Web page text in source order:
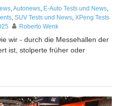
,Autonews, E-Auto Tests und News,
, SUV Tests und News, XPeng Tests
Roberto Wenk
wir - durch die Messehallen der
ist, stolperte früher oder